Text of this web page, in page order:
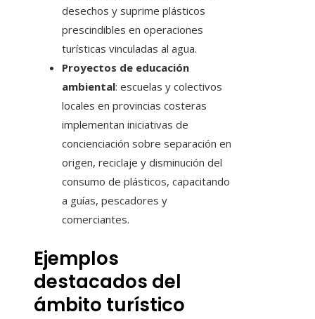
desechos y suprime plásticos
prescindibles en operaciones
turísticas vinculadas al agua.
Proyectos de educación
ambiental: escuelas y colectivos
locales en provincias costeras
implementan iniciativas de
concienciación sobre separación en
origen, reciclaje y disminución del
consumo de plásticos, capacitando
a guías, pescadores y
comerciantes.
Ejemplos
destacados del
ámbito turístico